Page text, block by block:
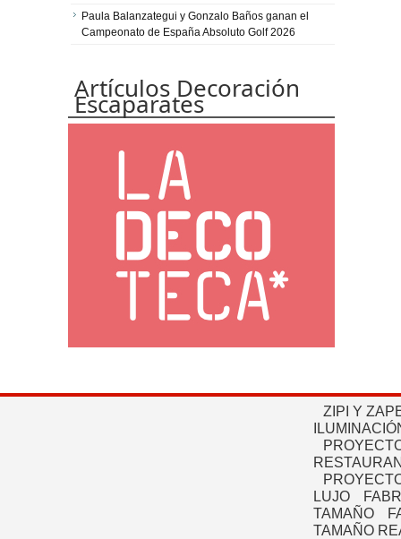
Paula Balanzategui y Gonzalo Baños ganan el
Campeonato de España Absoluto Golf 2026
Artículos Decoración
Escaparates
ZIPI Y
LUJO
TAMAÑO
TAMAÑO